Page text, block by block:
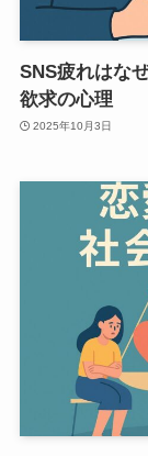
SNS疲れはな
欲求の心理
2025年10月3日